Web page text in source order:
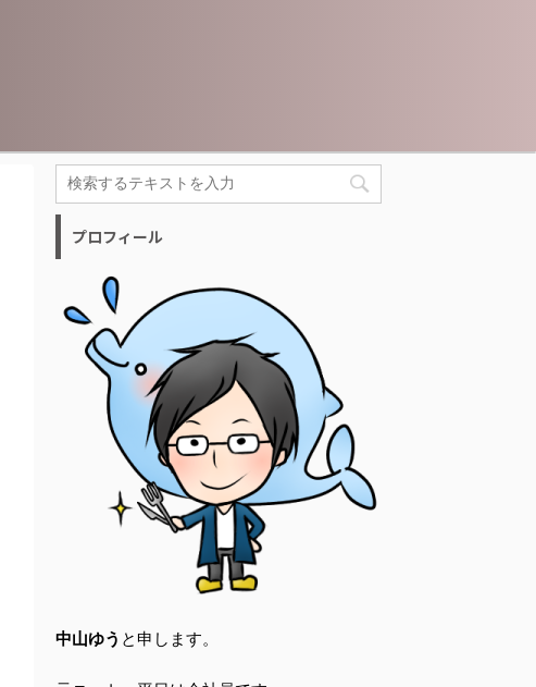
プロフィール
中山ゆう と申します。